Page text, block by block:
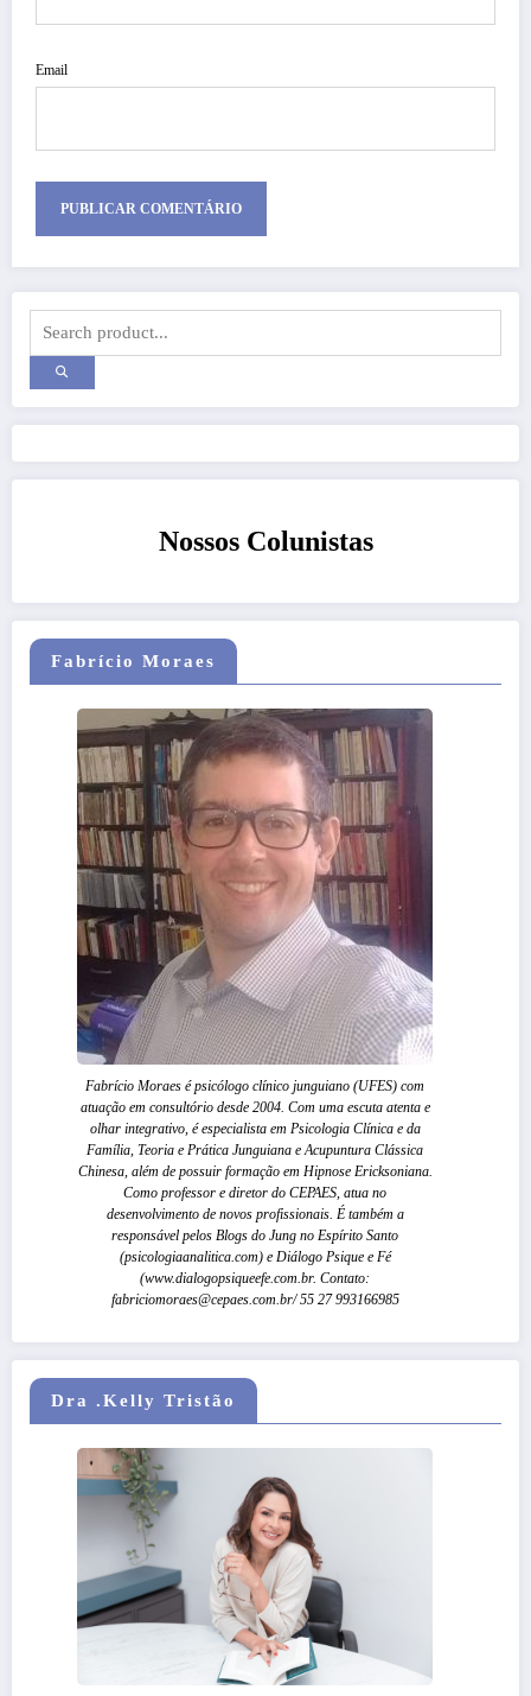
Email
Nossos Colunistas
Fabrício Moraes
Fabrício Moraes é psicólogo clínico junguiano (UFES) com
atuação em consultório desde 2004. Com uma escuta atenta e
olhar integrativo, é especialista em Psicologia Clínica e da
Família, Teoria e Prática Junguiana e Acupuntura Clássica
Chinesa, além de possuir formação em Hipnose Ericksoniana.
Como professor e diretor do CEPAES, atua no
desenvolvimento de novos profissionais. É também a
responsável pelos Blogs do Jung no Espírito Santo
(psicologiaanalitica.com) e Diálogo Psique e Fé
(www.dialogopsiqueefe.com.br. Contato:
fabriciomoraes@cepaes.com.br/ 55 27 993166985
Dra .Kelly Tristão